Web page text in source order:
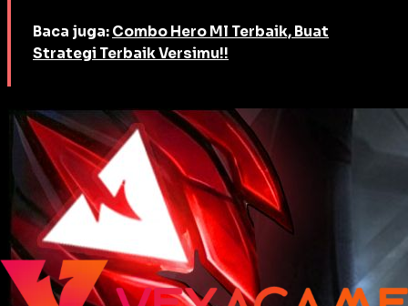
Baca juga: Combo Hero Ml Terbaik, Buat
Strategi Terbaik Versimu!!